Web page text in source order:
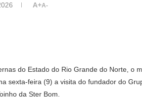
A+A-
do Estado do Rio Grande do Norte, o
sexta-feira (9) a visita do fundador do
da Ster Bom.